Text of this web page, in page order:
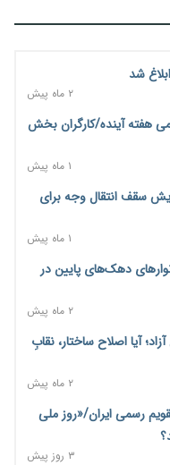
اعداد منتشرشده در
پاسداشت حقیقت و
خرید دینار در بانک‌ها و
۲ روز پیش
جنگ کریدورها وارد فاز جدید شد؛ سرمایه‌گذاری ۳۴۵ میلیارد دلاری
۲ روز پیش
بیشتر می‌پردازد، شبکه
۲ روز پیش
۲ ماه پیش
هفته آینده/کارگران بخش
۱ ماه پیش
شد/افزایش سقف انتقال وجه برای
۱ ماه پیش
به خانوارهای دهک‌های پایین در
۲ ماه پیش
آیا اصلاح ساختار، نقابِ
۲ ماه پیش
تقویم رسمی ایران/«روز ملی
۳ روز پیش